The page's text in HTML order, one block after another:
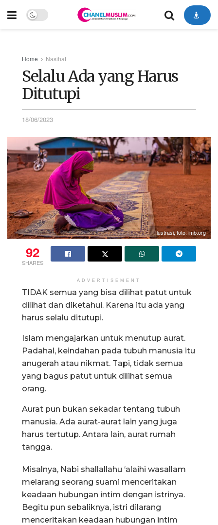
Home Nasihat
Selalu Ada yang Harus
Ditutupi
18/06/2023
Ilustrasi, foto: imb.org
92
SHARES
ADVERTISEMENT
TIDAK semua yang bisa dilihat patut untuk
dilihat dan diketahui. Karena itu ada yang
harus selalu ditutupi.
Islam mengajarkan untuk menutup aurat.
Padahal, keindahan pada tubuh manusia itu
anugerah atau nikmat. Tapi, tidak semua
yang bagus patut untuk dilihat semua
orang.
Aurat pun bukan sekadar tentang tubuh
manusia. Ada aurat-aurat lain yang juga
harus tertutup. Antara lain, aurat rumah
tangga.
Misalnya, Nabi shallallahu ‘alaihi wasallam
melarang seorang suami menceritakan
keadaan hubungan intim dengan istrinya.
Begitu pun sebaliknya, istri dilarang
menceritakan keadaan hubungan intim